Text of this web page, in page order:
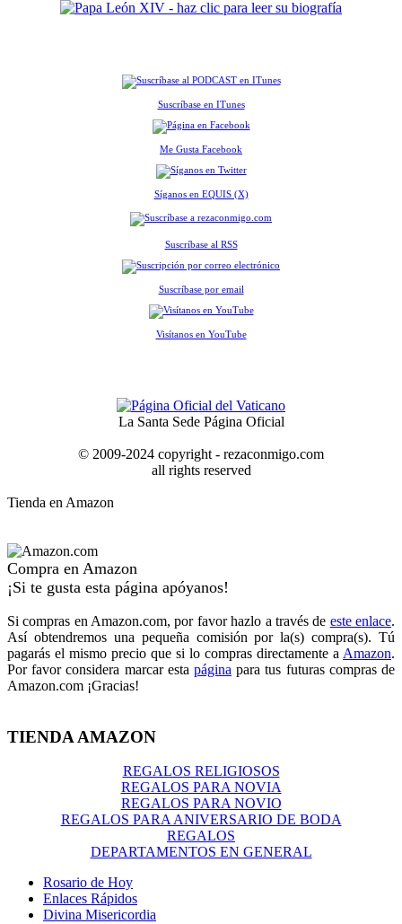
Suscríbase en ITunes
Me Gusta Facebook
Síganos en EQUIS (X)
Suscríbase al RSS
Suscríbase por email
Visítanos en YouTube
La Santa Sede Página Oficial
© 2009-2024 copyright - rezaconmigo.com
all rights reserved
Tienda en Amazon
Compra en Amazon
¡Si te gusta esta página apóyanos!
Si compras en Amazon.com, por favor hazlo a través de este enlace.
Así obtendremos una pequeña comisión por la(s) compra(s). Tú
pagarás el mismo precio que si lo compras directamente a Amazon.
Por favor considera marcar esta página para tus futuras compras de
Amazon.com ¡Gracias!
TIENDA AMAZON
REGALOS RELIGIOSOS
REGALOS PARA NOVIA
REGALOS PARA NOVIO
REGALOS PARA ANIVERSARIO DE BODA
REGALOS
DEPARTAMENTOS EN GENERAL
Rosario de Hoy
Enlaces Rápidos
Divina Misericordia